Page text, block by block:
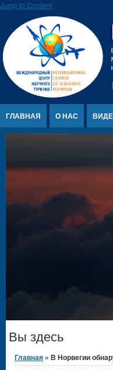
Jump to Content
ГЛАВНАЯ О НАС
Вы здесь
Главная » В Норвегии